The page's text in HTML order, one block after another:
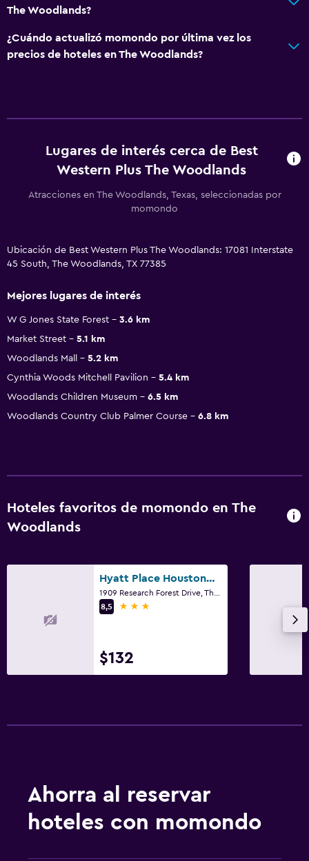
The Woodlands?
¿Cuándo actualizó momondo por última vez los
precios de hoteles en The Woodlands?
Lugares de interés cerca de Best
Western Plus The Woodlands
Atracciones en The Woodlands, Texas, seleccionadas por
momondo
Ubicación de Best Western Plus The Woodlands: 17081 Interstate
45 South, The Woodlands, TX 77385
Mejores lugares de interés
W G Jones State Forest
3.6 km
Market Street
5.1 km
Woodlands Mall
5.2 km
Cynthia Woods Mitchell Pavilion
5.4 km
Woodlands Children Museum
6.5 km
Woodlands Country Club Palmer Course
6.8 km
Hoteles favoritos de momondo en The
Woodlands
Hyatt Place Houston/The Woodlands
8,5
3 estrellas
$132
Ahorra al reservar
hoteles con momondo